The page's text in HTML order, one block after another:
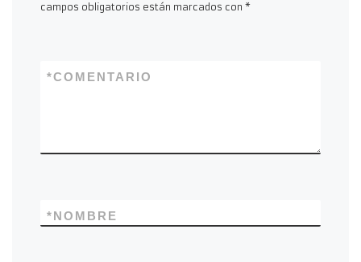
campos obligatorios están marcados con *
COMENTARIO
*
NOMBRE
*